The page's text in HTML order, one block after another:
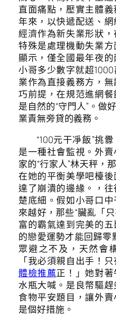
直面痛點，壓實主體
年來，以快遞配送、
經濟作為新失業形狀
特殊是處理機動失業
顯示，僅全國最年夜
小哥多少數字就超
業作為直接義務方，
巧前提，在規范進網餐
是自然的“守門人”。做
業責無旁貸的義務。
“100元干凈飯”挑
是一種社會監視。外
家的“行家人”林天秤，
在她的平衡美學吧檯
達了崩潰的邊緣。，
楚底細。假如小哥口
來越好，那些“臟亂「
富的霸氣達到完美的
的戀愛運勢才能回歸零
眾避之不及，天然會
「我必須親自出手！
體檢推薦正！」她對
水瓶大喊。是良幣驅
食物平安題目，讓外賣
是個好措施。